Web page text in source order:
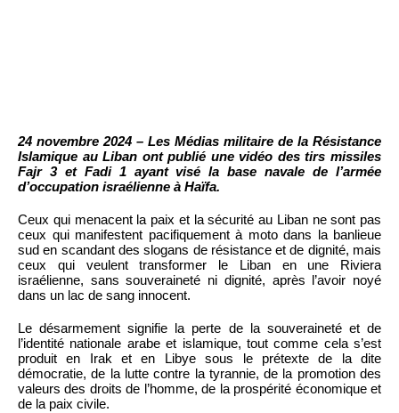
24 novembre 2024 – Les Médias militaire de la Résistance
Islamique au Liban ont publié une vidéo des tirs missiles
Fajr 3 et Fadi 1 ayant visé la base navale de l’armée
d’occupation israélienne à Haïfa.
Ceux qui menacent la paix et la sécurité au Liban ne sont pas
ceux qui manifestent pacifiquement à moto dans la banlieue
sud en scandant des slogans de résistance et de dignité, mais
ceux qui veulent transformer le Liban en une Riviera
israélienne, sans souveraineté ni dignité, après l’avoir noyé
dans un lac de sang innocent.
Le désarmement signifie la perte de la souveraineté et de
l’identité nationale arabe et islamique, tout comme cela s’est
produit en Irak et en Libye sous le prétexte de la dite
démocratie, de la lutte contre la tyrannie, de la promotion des
valeurs des droits de l’homme, de la prospérité économique et
de la paix civile.